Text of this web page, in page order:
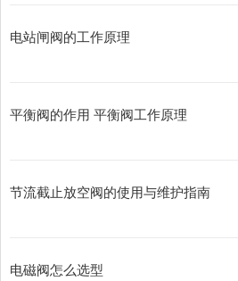
电站闸阀的工作原理
平衡阀的作用 平衡阀工作原理
节流截止放空阀的使用与维护指南
电磁阀怎么选型